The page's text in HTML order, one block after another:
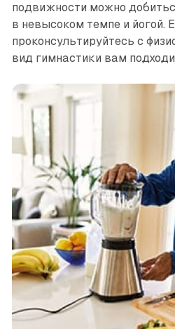
подвижности можно
в невысоком темпе и йогой.
проконсультируйтесь с
вид гимнастики вам